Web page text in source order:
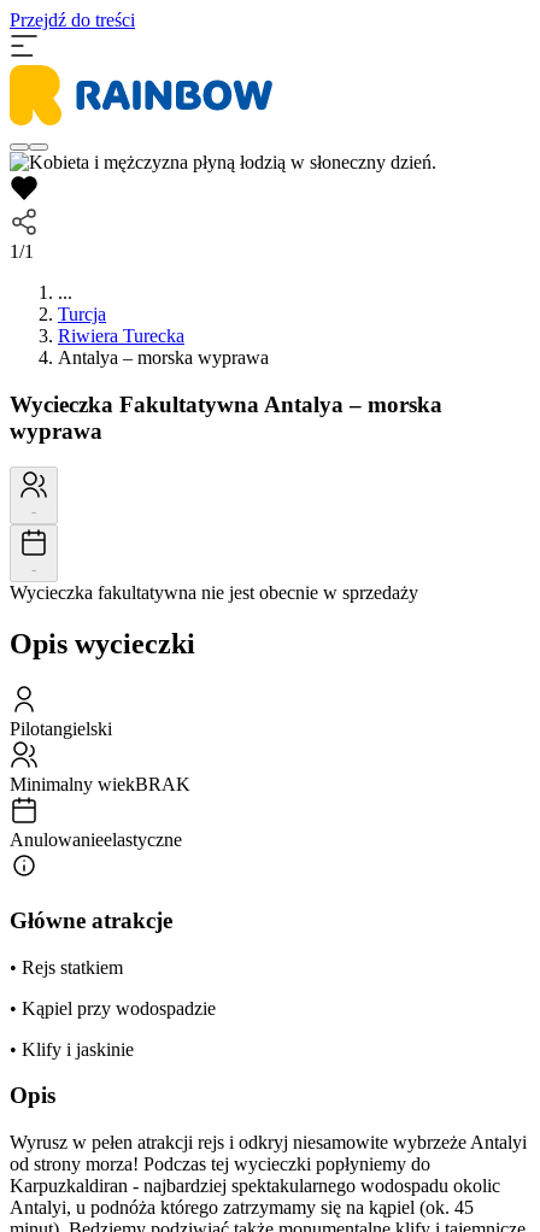
Przejdź do treści
1/1
...
Turcja
Riwiera Turecka
Antalya – morska wyprawa
Wycieczka Fakultatywna Antalya – morska
wyprawa
-
-
Wycieczka fakultatywna nie jest obecnie w sprzedaży
Opis wycieczki
Pilotangielski
Minimalny wiekBRAK
Anulowanieelastyczne
Główne atrakcje
• Rejs statkiem
• Kąpiel przy wodospadzie
• Klify i jaskinie
Opis
Wyrusz w pełen atrakcji rejs i odkryj niesamowite wybrzeże Antalyi
od strony morza! Podczas tej wycieczki popłyniemy do
Karpuzkaldiran - najbardziej spektakularnego wodospadu okolic
Antalyi, u podnóża którego zatrzymamy się na kąpiel (ok. 45